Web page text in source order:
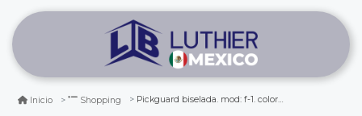
Inicio Shopping Pickguard biselada. mod: f-1. color black